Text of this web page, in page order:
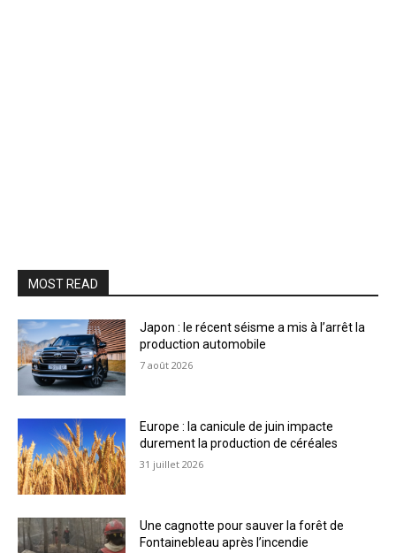
MOST READ
Japon : le récent séisme a mis à l’arrêt la
production automobile
7 août 2026
Europe : la canicule de juin impacte
durement la production de céréales
31 juillet 2026
Une cagnotte pour sauver la forêt de
Fontainebleau après l’incendie